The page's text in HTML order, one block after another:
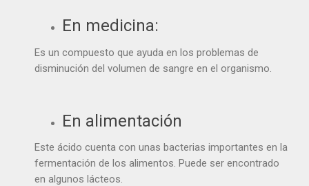
En medicina:
Es un compuesto que ayuda en los problemas de
disminución del volumen de sangre en el organismo.
En alimentación
Este ácido cuenta con unas bacterias importantes en la
fermentación de los alimentos. Puede ser encontrado
en algunos lácteos.